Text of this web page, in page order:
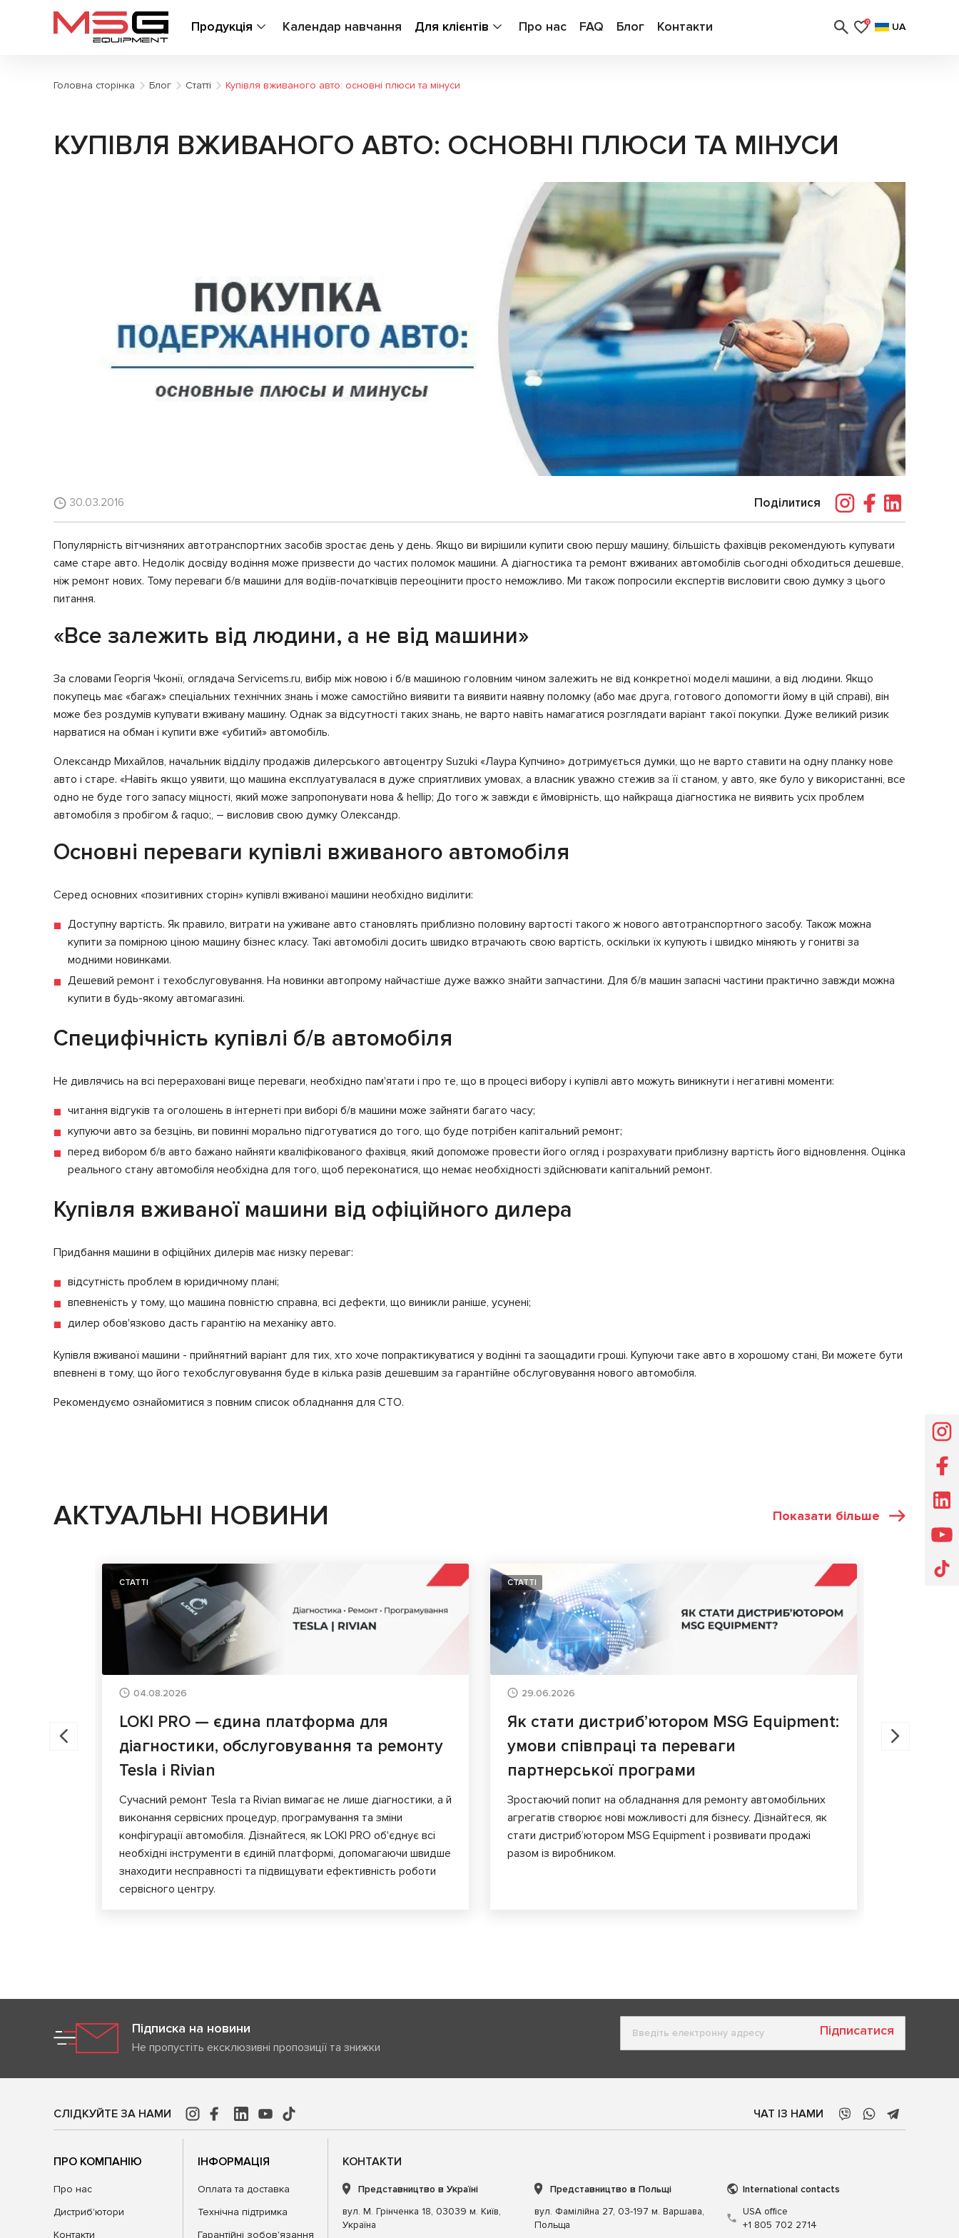
Продукція Календар навчання Для клієнтів Про нас FAQ Блог Контакти 0 UA
Головна сторінка Блог Статті Купівля вживаного авто: основні плюси та мінуси
КУПІВЛЯ ВЖИВАНОГО АВТО: ОСНОВНІ ПЛЮСИ ТА МІНУСИ
30.03.2016 Поділитися
Популярність вітчизняних автотранспортних засобів зростає день у день. Якщо ви вирішили купити свою першу машину, більшість фахівців рекомендують купувати
саме старе авто. Недолік досвіду водіння може призвести до частих поломок машини. А діагностика та ремонт вживаних автомобілів сьогодні обходиться дешевше,
ніж ремонт нових. Тому переваги б/в машини для водіїв-початківців переоцінити просто неможливо. Ми також попросили експертів висловити свою думку з цього
питання.
«Все залежить від людини, а не від машини»
За словами Георгія Чконії, оглядача Servicems.ru, вибір між новою і б/в машиною головним чином залежить не від конкретної моделі машини, а від людини. Якщо
покупець має «багаж» спеціальних технічних знань і може самостійно виявити та виявити наявну поломку (або має друга, готового допомогти йому в цій справі), він
може без роздумів купувати вживану машину. Однак за відсутності таких знань, не варто навіть намагатися розглядати варіант такої покупки. Дуже великий ризик
нарватися на обман і купити вже «убитий» автомобіль.
Олександр Михайлов, начальник відділу продажів дилерського автоцентру Suzuki «Лаура Купчино» дотримується думки, що не варто ставити на одну планку нове
авто і старе. «Навіть якщо уявити, що машина експлуатувалася в дуже сприятливих умовах, а власник уважно стежив за її станом, у авто, яке було у використанні, все
одно не буде того запасу міцності, який може запропонувати нова & hellip; До того ж завжди є ймовірність, що найкраща діагностика не виявить усіх проблем
автомобіля з пробігом & raquo;, – висловив свою думку Олександр.
Основні переваги купівлі вживаного автомобіля
Серед основних «позитивних сторін» купівлі вживаної машини необхідно виділити:
Доступну вартість. Як правило, витрати на уживане авто становлять приблизно половину вартості такого ж нового автотранспортного засобу. Також можна
купити за помірною ціною машину бізнес класу. Такі автомобілі досить швидко втрачають свою вартість, оскільки їх купують і швидко міняють у гонитві за
модними новинками.
Дешевий ремонт і техобслуговування. На новинки автопрому найчастіше дуже важко знайти запчастини. Для б/в машин запасні частини практично завжди можна
купити в будь-якому автомагазині.
Специфічність купівлі б/в автомобіля
Не дивлячись на всі перераховані вище переваги, необхідно пам'ятати і про те, що в процесі вибору і купівлі авто можуть виникнути і негативні моменти:
читання відгуків та оголошень в інтернеті при виборі б/в машини може зайняти багато часу;
купуючи авто за безцінь, ви повинні морально підготуватися до того, що буде потрібен капітальний ремонт;
перед вибором б/в авто бажано найняти кваліфікованого фахівця, який допоможе провести його огляд і розрахувати приблизну вартість його відновлення. Оцінка
реального стану автомобіля необхідна для того, щоб переконатися, що немає необхідності здійснювати капітальний ремонт.
Купівля вживаної машини від офіційного дилера
Придбання машини в офіційних дилерів має низку переваг:
відсутність проблем в юридичному плані;
впевненість у тому, що машина повністю справна, всі дефекти, що виникли раніше, усунені;
дилер обов'язково дасть гарантію на механіку авто.
Купівля вживаної машини - прийнятний варіант для тих, хто хоче попрактикуватися у водінні та заощадити гроші. Купуючи таке авто в хорошому стані, Ви можете бути
впевнені в тому, що його техобслуговування буде в кілька разів дешевшим за гарантійне обслуговування нового автомобіля.
Рекомендуємо ознайомитися з повним список обладнання для СТО.
АКТУАЛЬНІ НОВИНИ Показати більше
СТАТТІ
04.08.2026
LOKI PRO — єдина платформа для
діагностики, обслуговування та ремонту
Tesla і Rivian
Сучасний ремонт Tesla та Rivian вимагає не лише діагностики, а й
виконання сервісних процедур, програмування та зміни
конфігурації автомобіля. Дізнайтеся, як LOKI PRO об'єднує всі
необхідні інструменти в єдиній платформі, допомагаючи швидше
знаходити несправності та підвищувати ефективність роботи
сервісного центру.
СТАТТІ
29.06.2026
Як стати дистриб’ютором MSG Equipment:
умови співпраці та переваги
партнерської програми
Зростаючий попит на обладнання для ремонту автомобільних
агрегатів створює нові можливості для бізнесу. Дізнайтеся, як
стати дистриб’ютором MSG Equipment і розвивати продажі
разом із виробником.
Підписка на новини
Не пропустіть ексклюзивні пропозиції та знижки
Підписатися
СЛІДКУЙТЕ ЗА НАМИ ЧАТ ІЗ НАМИ
ПРО КОМПАНІЮ
Про нас
Дистриб'ютори
Контакти
ІНФОРМАЦІЯ
Оплата та доставка
Технічна підтримка
Гарантійні зобов'язання
КОНТАКТИ
Представництво в Україні
вул. М. Грінченка 18, 03039 м. Київ,
Україна
Представництво в Польщі
вул. Фамілійна 27, 03-197 м. Варшава,
Польща
International contacts
USA office
+1 805 702 2714